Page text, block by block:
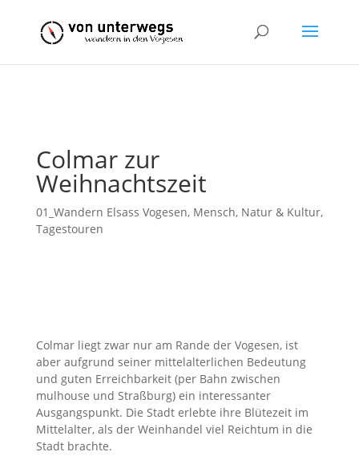
Toggle Font size
Colmar zur
Weihnachtszeit
01_Wandern Elsass Vogesen, Mensch, Natur & Kultur,
Tagestouren
Colmar liegt zwar nur am Rande der Vogesen, ist
aber aufgrund seiner mittelalterlichen Bedeutung
und guten Erreichbarkeit (per Bahn zwischen
mulhouse und Straßburg) ein interessanter
Ausgangspunkt. Die Stadt erlebte ihre Blütezeit im
Mittelalter, als der Weinhandel viel Reichtum in die
Stadt brachte.